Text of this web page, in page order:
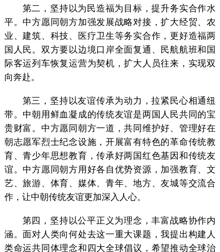
第二，坚持以为民造福为目标，提升务实合作水
平。中方愿同朝方加强发展战略对接，扩大经贸、农
业、建筑、科技、医疗卫生等务实合作，更好造福两
国人民。双方要以边境口岸全面复通、民航航班和国
际客运列车恢复运营为契机，扩大人员往来，实现双
向奔赴。
第三，坚持以友谊传承为动力，拉紧民心相通纽
带。中朝用鲜血凝成的传统友谊是两国人民共同的宝
贵财富。中方愿同朝方一道，共同维护好、管理好在
朝志愿军烈士纪念设施，开展富有特色的革命传统教
育、青少年思想教育，传承好两国红色基因和传统友
谊。中方愿同朝方用好各自优势资源，加强教育、文
艺、旅游、体育、媒体、青年、地方、友城等交流合
作，让中朝传统友谊更加深入人心。
第四，坚持以公平正义为理念，丰富战略协作内
涵。面对人类向何处去这一重大课题，我提出构建人
类命运共同体理念和四大全球倡议，希望推动全球治